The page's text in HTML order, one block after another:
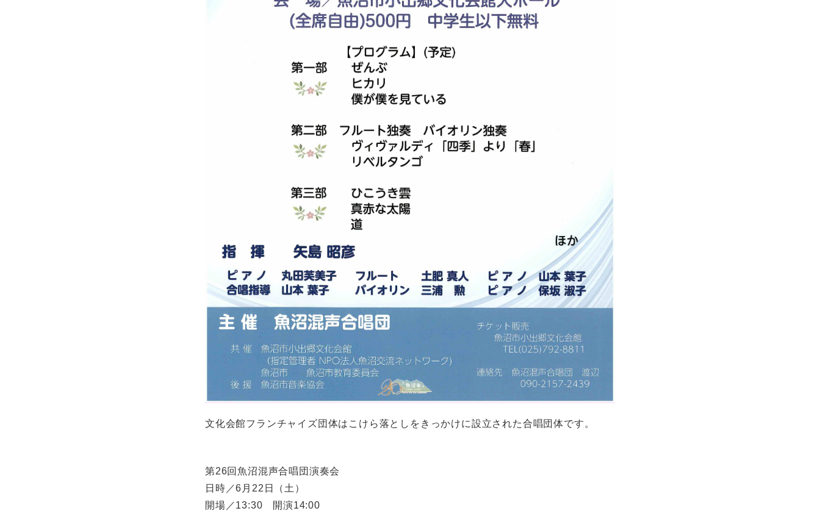
文化会館フランチャイズ団体はこけら落としをきっかけに設立された合唱団体です。
第26回魚沼混声合唱団演奏会
日時／6月22日（土）
開場／13:30 開演14:00